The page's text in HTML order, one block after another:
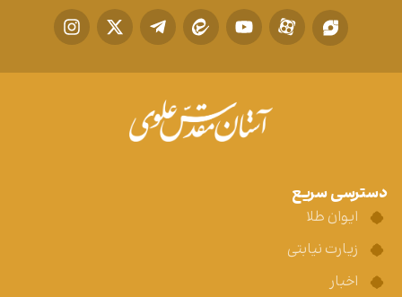
دسترسی سریع
ایوان طلا
زیارت نیابتی
اخبار